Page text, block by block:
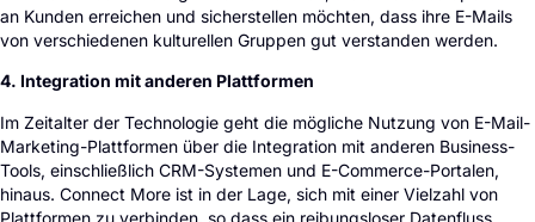
an Kunden erreichen und sicherstellen möchten, dass ihre E-Mails
von verschiedenen kulturellen Gruppen gut verstanden werden.
4. Integration mit anderen Plattformen
Im Zeitalter der Technologie geht die mögliche Nutzung von E-Mail-
Marketing-Plattformen über die Integration mit anderen Business-
Tools, einschließlich CRM-Systemen und E-Commerce-Portalen,
hinaus. Connect More ist in der Lage, sich mit einer Vielzahl von
Plattformen zu verbinden, so dass ein reibungsloser Datenfluss